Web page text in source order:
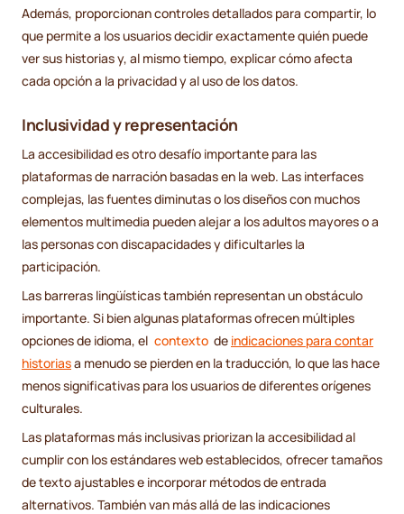
Además, proporcionan controles detallados para compartir, lo
que permite a los usuarios decidir exactamente quién puede
ver sus historias y, al mismo tiempo, explicar cómo afecta
cada opción a la privacidad y al uso de los datos.
Inclusividad y representación
La accesibilidad es otro desafío importante para las
plataformas de narración basadas en la web. Las interfaces
complejas, las fuentes diminutas o los diseños con muchos
elementos multimedia pueden alejar a los adultos mayores o a
las personas con discapacidades y dificultarles la
participación.
Las barreras lingüísticas también representan un obstáculo
importante. Si bien algunas plataformas ofrecen múltiples
opciones de idioma, el contexto de indicaciones para contar
historiasa menudo se pierden en la traducción, lo que las hace
menos significativas para los usuarios de diferentes orígenes
culturales.
Las plataformas más inclusivas priorizan la accesibilidad al
cumplir con los estándares web establecidos, ofrecer tamaños
de texto ajustables e incorporar métodos de entrada
alternativos. También van más allá de las indicaciones